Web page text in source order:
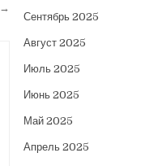
→
Сентябрь 2025
Август 2025
Июль 2025
Июнь 2025
Май 2025
Апрель 2025